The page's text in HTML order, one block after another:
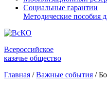
Социальные гарантии
Методические пособия
Всероссийское
казачье общество
Главная / Важные события /